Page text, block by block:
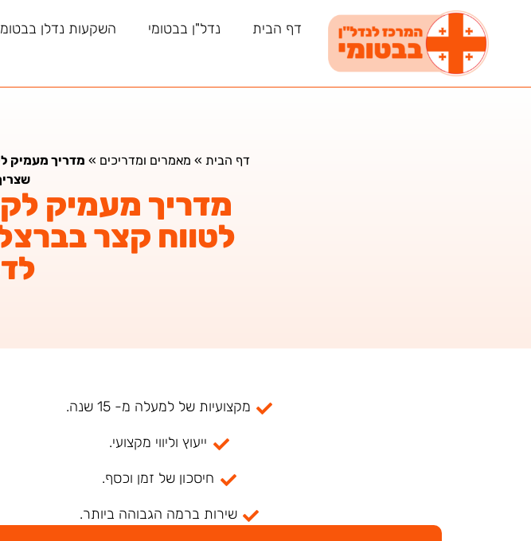
דף הבית נדל"ן בבטומי השקעות נדלן
דף הבית » מאמרים ומדריכים » מדריך מעמיק
מדריך מעמיק
לטווח קצר
מקצועיות של למעלה מ- 15 שנה.
ייעוץ וליווי מקצועי.
חיסכון של זמן וכסף.
שירות ברמה הגבוהה ביותר.